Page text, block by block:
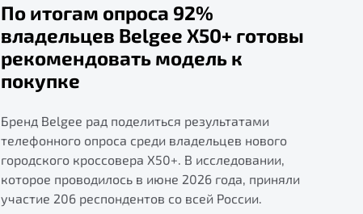
По итогам опроса 92%
владельцев Belgee X50+ готовы
рекомендовать модель к
покупке
Бренд Belgee рад поделиться результатами
телефонного опроса среди владельцев нового
городского кроссовера X50+. В исследовании,
которое проводилось в июне 2026 года, приняли
участие 206 респондентов со всей России.